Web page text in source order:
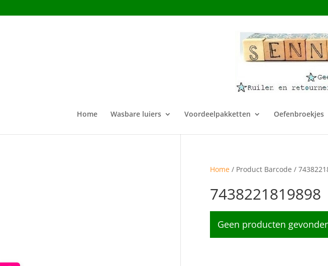
Home Wasbare luiers Voordeelpakketten Oefenbroekjes
Home/ Product Barcode /
7438221819898
Geen producten